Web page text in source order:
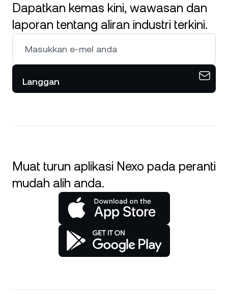
Dapatkan kemas kini, wawasan dan
laporan tentang aliran industri terkini.
Langgan
Muat turun aplikasi Nexo pada peranti
mudah alih anda.